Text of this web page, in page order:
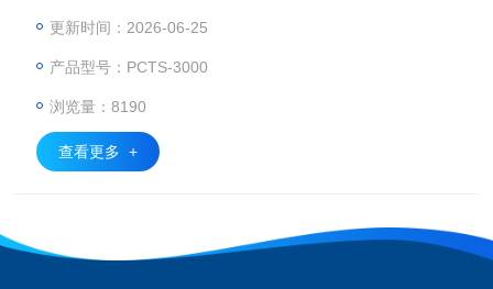
更新时间：2026-06-25
产品型号：PCTS-3000
浏览量：8190
查看更多 +